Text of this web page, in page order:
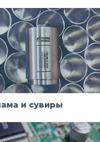
и сувиры